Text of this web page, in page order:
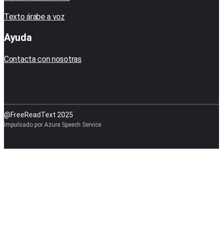
Texto árabe a voz
Ayuda
Contacta con nosotras
@FreeReadText 2025
Impulsado por Azure Speech Service